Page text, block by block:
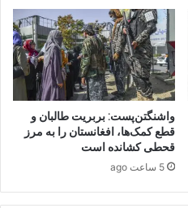
واشنگتن‌پست: بربریت طالبان و
قطع کمک‌ها، افغانستان را به مرز
قحطی کشانده است
5 ساعت ago